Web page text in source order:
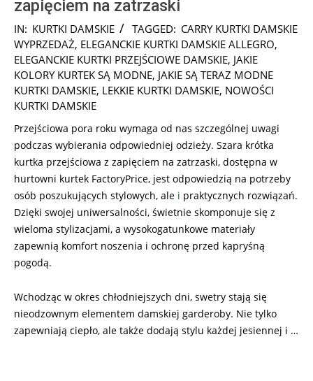
zapięciem na zatrzaski
2025-
10-
20
IN: KURTKI DAMSKIE TAGGED: CARRY KURTKI DAMSKIE
WYPRZEDAŻ, ELEGANCKIE KURTKI DAMSKIE ALLEGRO,
ELEGANCKIE KURTKI PRZEJŚCIOWE DAMSKIE, JAKIE
KOLORY KURTEK SĄ MODNE, JAKIE SĄ TERAZ MODNE
KURTKI DAMSKIE, LEKKIE KURTKI DAMSKIE, NOWOŚCI
KURTKI DAMSKIE
Przejściowa pora roku wymaga od nas szczególnej uwagi
podczas wybierania odpowiedniej odzieży. Szara krótka
kurtka przejściowa z zapięciem na zatrzaski, dostępna w
hurtowni kurtek FactoryPrice, jest odpowiedzią na potrzeby
osób poszukujących stylowych, ale i praktycznych rozwiązań.
Dzięki swojej uniwersalności, świetnie skomponuje się z
wieloma stylizacjami, a wysokogatunkowe materiały
zapewnią komfort noszenia i ochronę przed kapryśną
pogodą.
Wchodząc w okres chłodniejszych dni, swetry stają się
nieodzownym elementem damskiej garderoby. Nie tylko
zapewniają ciepło, ale także dodają stylu każdej jesiennej i …